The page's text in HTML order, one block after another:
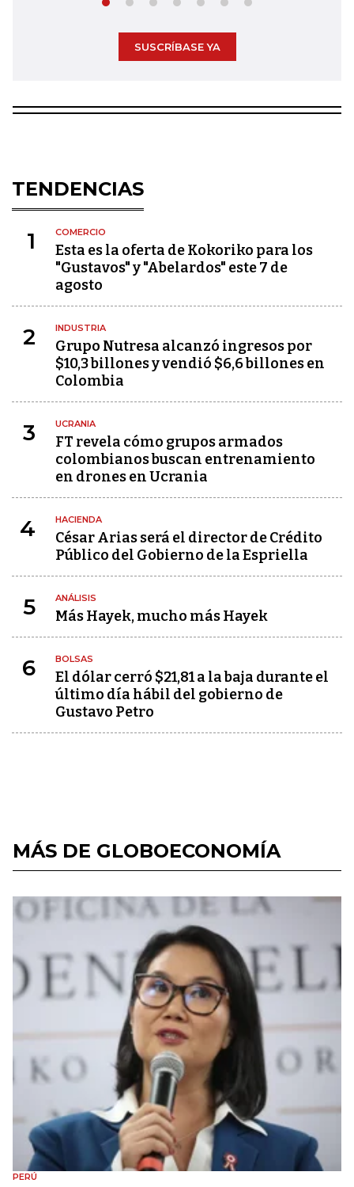
SUSCRÍBASE YA
TENDENCIAS
1 COMERCIO
Esta es la oferta de Kokoriko para los
"Gustavos" y "Abelardos" este 7 de
agosto
2 INDUSTRIA
Grupo Nutresa alcanzó ingresos por
$10,3 billones y vendió $6,6 billones en
Colombia
3 UCRANIA
FT revela cómo grupos armados
colombianos buscan entrenamiento
en drones en Ucrania
4 HACIENDA
César Arias será el director de Crédito
Público del Gobierno de la Espriella
5 ANÁLISIS
Más Hayek, mucho más Hayek
6 BOLSAS
El dólar cerró $21,81 a la baja durante el
último día hábil del gobierno de
Gustavo Petro
MÁS DE GLOBOECONOMÍA
PERÚ